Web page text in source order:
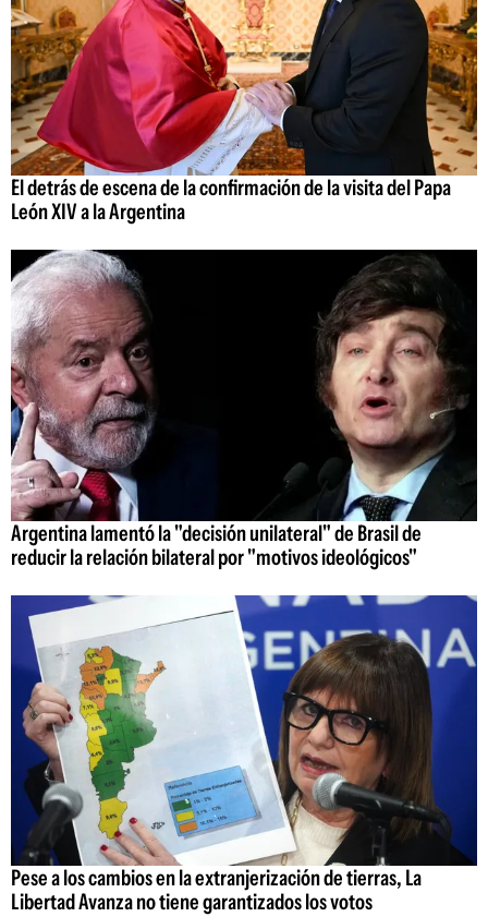
El detrás de escena de la confirmación de la visita del Papa
León XIV a la Argentina
Argentina lamentó la "decisión unilateral" de Brasil de
reducir la relación bilateral por "motivos ideológicos"
Pese a los cambios en la extranjerización de tierras, La
Libertad Avanza no tiene garantizados los votos